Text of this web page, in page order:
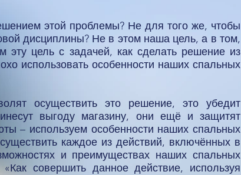
этой проблемы? Не для того же, чтобы
дисциплины? Не в этом наша цель, а в том,
цель с задачей, как сделать решение из
использовать особенности наших спальных
осуществить это решение, это убедит
выгоду магазину, они ещё и защитят
– используем особенности наших спальных
каждое из действий, включённых в
и преимуществах наших спальных
совершить данное действие, используя